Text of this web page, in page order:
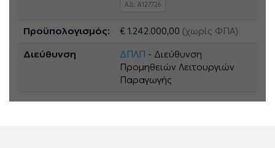
ΑΔ: A127726
Προϋπολογισμός: € 1.242.000,00 (χωρίς ΦΠΑ)
Διεύθυνση ΔΠΛΠ - Διεύθυνση
Προμηθειών Λειτουργιών
Παραγωγής